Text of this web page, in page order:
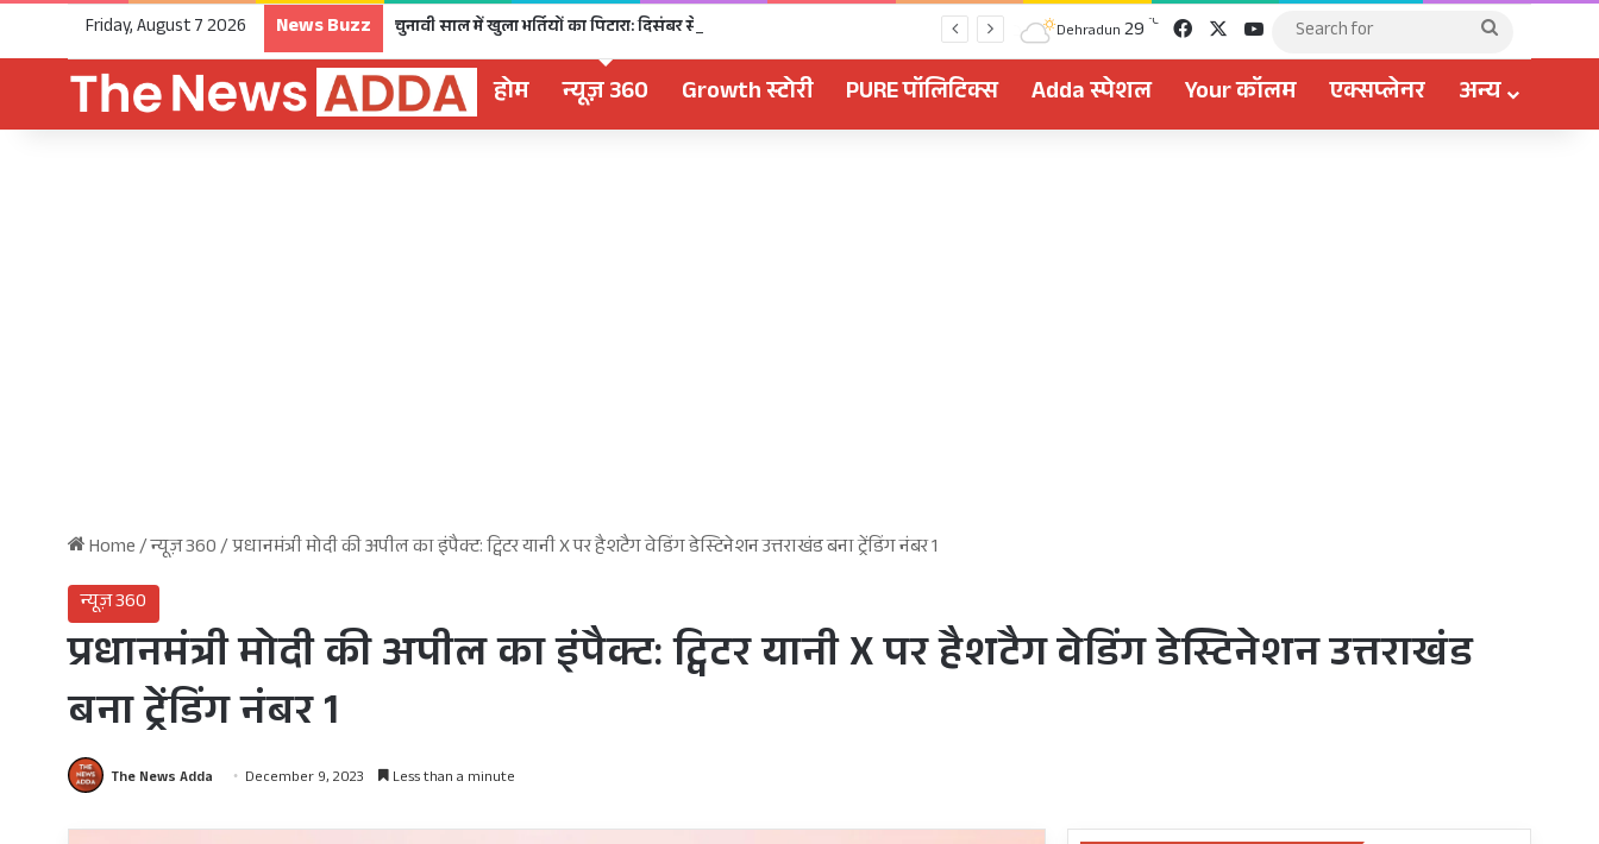
Friday, August 7 2026 News Buzz Dehradun 29 ℃ FacebookYouTube
Search
होम न्यूज़ 360 Growth स्टोरी PURE पॉलिटिक्स Adda स्पेशल Your कॉलम एक्सप्लेनर अन्य
Home/न्यूज़ 360/प्रधानमंत्री मोदी की अपील का इंपैक्ट: ट्विटर यानी X पर हैशटैग वेडिंग डेस्टिनेशन उत्तराखंड बना ट्रेंडिंग नंबर 1
न्यूज़ 360
प्रधानमंत्री मोदी की अपील का इंपैक्ट: ट्विटर यानी X पर हैशटैग वेडिंग डेस्टिनेशन उत्तराखंड
बना ट्रेंडिंग नंबर 1
The News Adda December 9, 2023 Less than a minute